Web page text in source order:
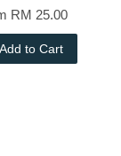
RM 25.00
Add to Cart